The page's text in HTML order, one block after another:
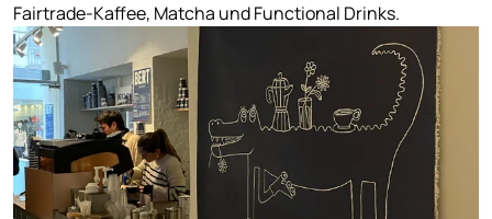
Fairtrade-Kaffee, Matcha und Functional Drinks.